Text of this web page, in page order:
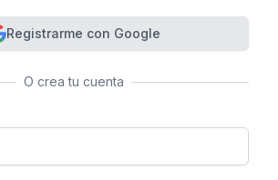
Registrarme con Google
O crea tu cuenta